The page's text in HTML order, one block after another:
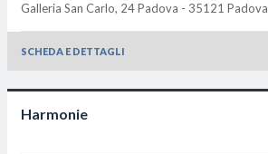
Galleria San Carlo, 24 Padova - 35121 Padova
SCHEDA E DETTAGLI
Harmonie